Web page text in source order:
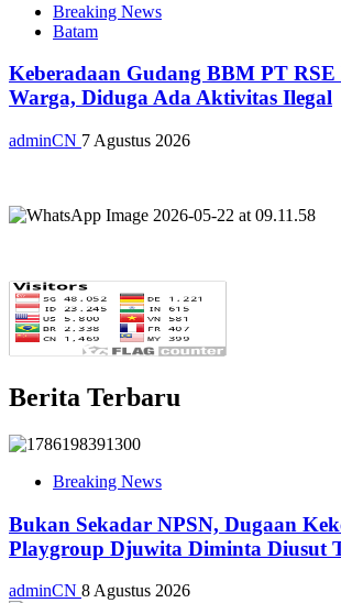
Breaking News
Batam
Keberadaan Gudang BBM PT
Warga, Diduga Ada Aktivitas Ilegal
adminCN 7 Agustus 2026
Berita Terbaru
Breaking News
Bukan Sekadar NPSN, Dugaan
Playgroup Djuwita Diminta Diusut
adminCN 8 Agustus 2026